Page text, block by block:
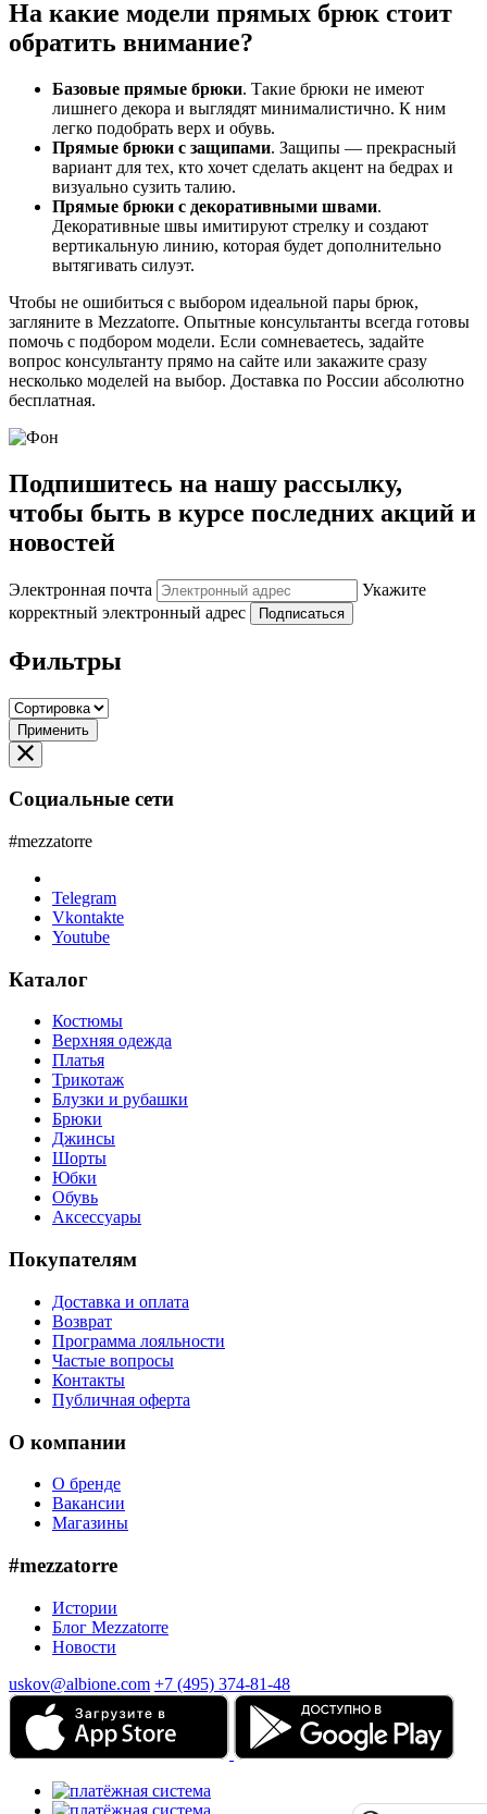
На какие модели прямых брюк стоит
обратить внимание?
Базовые прямые брюки. Такие брюки не имеют
лишнего декора и выглядят минималистично. К ним
легко подобрать верх и обувь.
Прямые брюки с защипами. Защипы — прекрасный
вариант для тех, кто хочет сделать акцент на бедрах и
визуально сузить талию.
Прямые брюки с декоративными швами.
Декоративные швы имитируют стрелку и создают
вертикальную линию, которая будет дополнительно
вытягивать силуэт.
Чтобы не ошибиться с выбором идеальной пары брюк,
загляните в Mezzatorre. Опытные консультанты всегда готовы
помочь с подбором модели. Если сомневаетесь, задайте
вопрос консультанту прямо на сайте или закажите сразу
несколько моделей на выбор. Доставка по России абсолютно
бесплатная.
Подпишитесь на нашу рассылку,
чтобы быть в курсе последних акций и
новостей
Электронная почта
Укажите
корректный электронный адрес
Подписаться
Фильтры
Применить
Социальные сети
#mezzatorre
Telegram
Vkontakte
Youtube
Каталог
Костюмы
Верхняя одежда
Платья
Трикотаж
Блузки и рубашки
Брюки
Джинсы
Шорты
Юбки
Обувь
Аксессуары
Покупателям
Доставка и оплата
Возврат
Программа лояльности
Частые вопросы
Контакты
Публичная оферта
О компании
О бренде
Вакансии
Магазины
#mezzatorre
Истории
Блог Mezzatorre
Новости
uskov@albione.com +7 (495) 374-81-48